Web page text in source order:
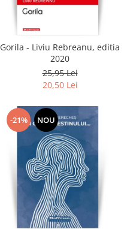
Gorila - Liviu Rebreanu, editia
2020
25,95 Lei
20,50 Lei
-21% NOU